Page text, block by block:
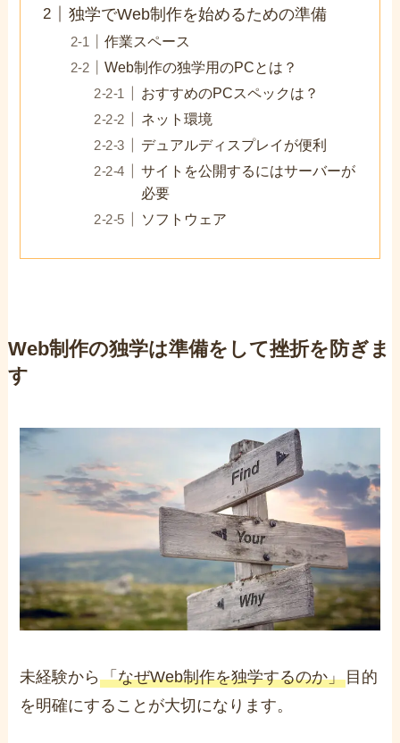
独学でWeb制作を始めるための準備
作業スペース
Web制作の独学用のPCとは？
おすすめのPCスペックは？
ネット環境
デュアルディスプレイが便利
サイトを公開するにはサーバーが
必要
ソフトウェア
Web制作の独学は準備をして挫折を防ぎま
す
未経験から「なぜWeb制作を独学するのか」目的
を明確にすることが大切になります。